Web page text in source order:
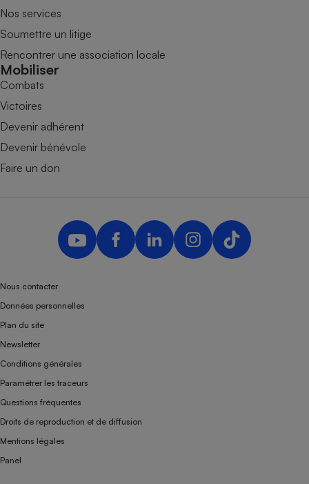
Nos services
Soumettre un litige
Rencontrer une association locale
Mobiliser
Combats
Victoires
Devenir adhérent
Devenir bénévole
Faire un don
Nous contacter
Données personnelles
Plan du site
Newsletter
Conditions générales
Paramétrer les traceurs
Questions fréquentes
Droits de reproduction et de diffusion
Mentions légales
Panel